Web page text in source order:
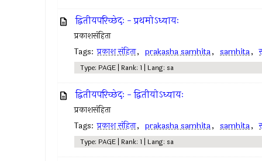
द्वितीयपरिच्छेदः - प्रथमोऽध्यायः
प्रकाशसंहिता
Tags: प्रकाश संहिता, prakasha samhita, samhita,
Type: PAGE | Rank: 1 | Lang: sa
द्वितीयपरिच्छेदः - द्वितीयोऽध्यायः
प्रकाशसंहिता
Tags: प्रकाश संहिता, prakasha samhita, samhita,
Type: PAGE | Rank: 1 | Lang: sa